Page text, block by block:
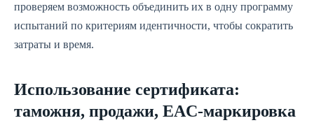
проверяем возможность объединить их в одну программу
испытаний по критериям идентичности, чтобы сократить
затраты и время.
Использование сертификата:
таможня, продажи, EAC‑маркировка